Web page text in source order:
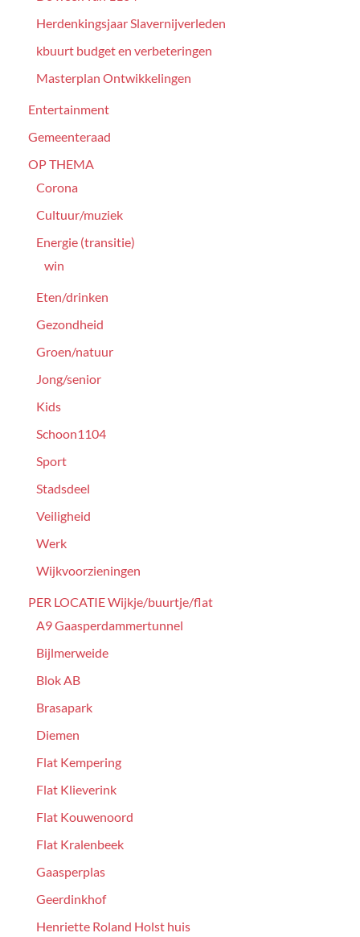
Herdenkingsjaar Slavernijverleden
kbuurt budget en verbeteringen
Masterplan Ontwikkelingen
Entertainment
Gemeenteraad
OP THEMA
Corona
Cultuur/muziek
Energie (transitie)
win
Eten/drinken
Gezondheid
Groen/natuur
Jong/senior
Kids
Schoon1104
Sport
Stadsdeel
Veiligheid
Werk
Wijkvoorzieningen
PER LOCATIE Wijkje/buurtje/flat
A9 Gaasperdammertunnel
Bijlmerweide
Blok AB
Brasapark
Diemen
Flat Kempering
Flat Klieverink
Flat Kouwenoord
Flat Kralenbeek
Gaasperplas
Geerdinkhof
Henriette Roland Holst huis